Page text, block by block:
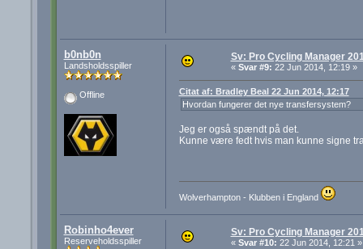
b0nb0n
Landsholdsspiller
Offline
Sv: Pro Cycling Manager
« Svar #9: 22 Jun 2014, 12:19 »
Citat af: Bradley Beal 22 Jun 2014, 12:17
Hvordan fungerer det nye transfersystem?
Jeg er også spændt på det.
Kunne være fedt hvis man kunne signe
Wolverhampton - Klubben i England
Robinho4ever
Reserveholdsspiller
Sv: Pro Cycling Manager
« Svar #10: 22 Jun 2014, 12:21 »